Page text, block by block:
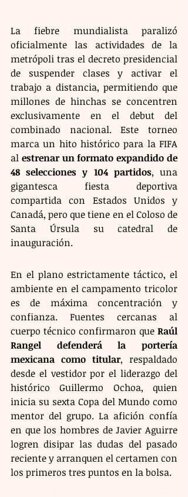
La fiebre mundialista paralizó
oficialmente las actividades de la
metrópoli tras el decreto presidencial
de suspender clases y activar el
trabajo a distancia, permitiendo que
millones de hinchas se concentren
exclusivamente en el debut del
combinado nacional. Este torneo
marca un hito histórico para la FIFA
al estrenar un formato expandido de
48 selecciones y 104 partidos, una
gigantesca fiesta deportiva
compartida con Estados Unidos y
Canadá, pero que tiene en el Coloso de
Santa Úrsula su catedral de
inauguración.
En el plano estrictamente táctico, el
ambiente en el campamento tricolor
es de máxima concentración y
confianza. Fuentes cercanas al
cuerpo técnico confirmaron que Raúl
Rangel defenderá la portería
mexicana como titular, respaldado
desde el vestidor por el liderazgo del
histórico Guillermo Ochoa, quien
inicia su sexta Copa del Mundo como
mentor del grupo. La afición confía
en que los hombres de Javier Aguirre
logren disipar las dudas del pasado
reciente y arranquen el certamen con
los primeros tres puntos en la bolsa.